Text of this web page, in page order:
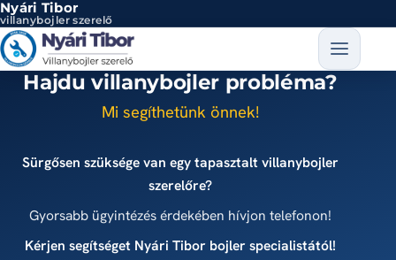
Ugrás a tartalomra
Nyári Tibor
villanybojler szerelő
Hajdu villanybojler probléma?
Mi segíthetünk önnek!
Sürgősen szüksége van egy tapasztalt villanybojler
szerelőre?
Gyorsabb ügyintézés érdekében hívjon telefonon!
Kérjen segítséget Nyári Tibor bojler specialistától!